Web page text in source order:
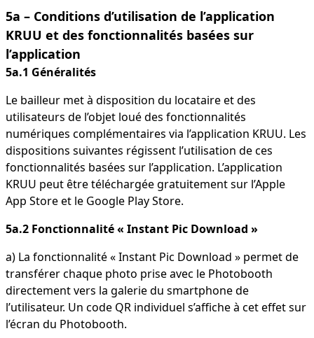
5a – Conditions d’utilisation de l’application
KRUU et des fonctionnalités basées sur
l’application
5a.1 Généralités
Le bailleur met à disposition du locataire et des
utilisateurs de l’objet loué des fonctionnalités
numériques complémentaires via l’application KRUU. Les
dispositions suivantes régissent l’utilisation de ces
fonctionnalités basées sur l’application. L’application
KRUU peut être téléchargée gratuitement sur l’Apple
App Store et le Google Play Store.
5a.2 Fonctionnalité « Instant Pic Download »
a) La fonctionnalité « Instant Pic Download » permet de
transférer chaque photo prise avec le Photobooth
directement vers la galerie du smartphone de
l’utilisateur. Un code QR individuel s’affiche à cet effet sur
l’écran du Photobooth.